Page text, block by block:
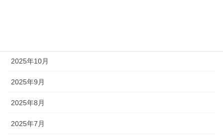
2025年10月
2025年9月
2025年8月
2025年7月